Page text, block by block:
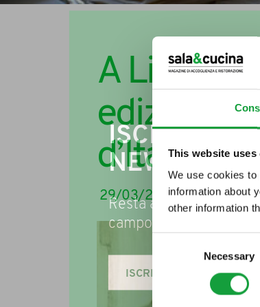
This website uses
We use cookies
information about
other information
Selection
Necessary
A Lido di
edizione di
d’Italia
29/03/2016
ISCRIVITI
Resta aggiornato su
campo della
ISCRIVITI